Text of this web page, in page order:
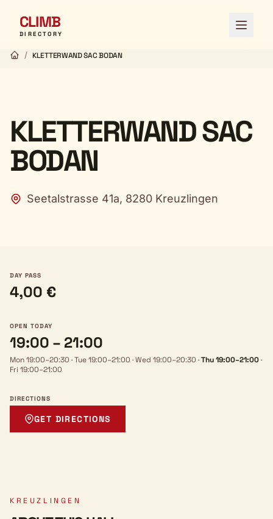
CLIMB
DIRECTORY Open
/ KLETTERWAND SAC BODAN
KLETTERWAND SAC
BODAN
Seetalstrasse 41a, 8280 Kreuzlingen
DAY PASS
4,00 €
OPEN TODAY
19:00 – 21:00
Mon 19:00–20:30 ·Tue 19:00–21:00 ·Wed 19:00–20:30 ·Thu 19:00–21:00·
Fri 19:00–21:00
DIRECTIONS
GET DIRECTIONS
KREUZLINGEN